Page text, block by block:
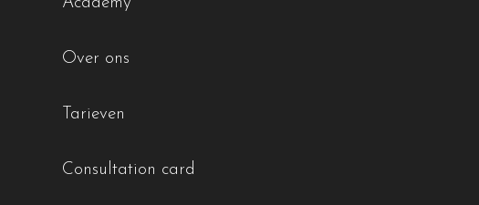
Academy
Over ons
Tarieven
Consultation card